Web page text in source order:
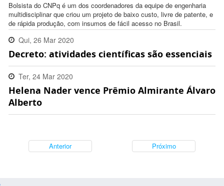
Bolsista do CNPq é um dos coordenadores da equipe de engenharia
multidisciplinar que criou um projeto de baixo custo, livre de patente, e
de rápida produção, com insumos de fácil acesso no Brasil.
Qui, 26 Mar 2020
21:15:00 -0300
Decreto: atividades científicas são essenciais
Ter, 24 Mar 2020
10:59:00 -0300
Helena Nader vence Prêmio Almirante Álvaro
Alberto
Anterior Próximo